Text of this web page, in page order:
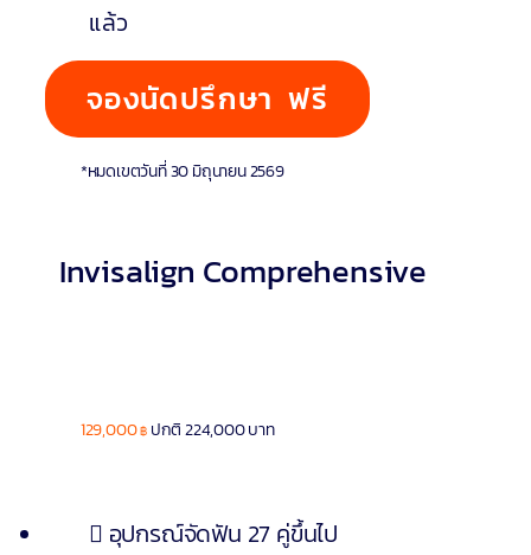
แล้ว
จองนัดปรึกษา ฟรี
*หมดเขตวันที่ 30 มิถุนายน 2569
Invisalign Comprehensive
129,000฿ ปกติ 224,000 บาท
อุปกรณ์จัดฟัน 27 คู่ขึ้นไป